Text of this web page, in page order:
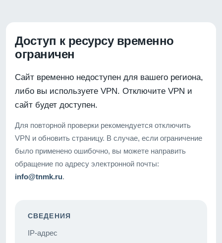
Доступ к ресурсу временно
ограничен
Сайт временно недоступен для вашего региона,
либо вы используете VPN. Отключите VPN и
сайт будет доступен.
Для повторной проверки рекомендуется отключить
VPN и обновить страницу. В случае, если ограничение
было применено ошибочно, вы можете направить
обращение по адресу электронной почты:
info@tnmk.ru.
СВЕДЕНИЯ
IP-адрес